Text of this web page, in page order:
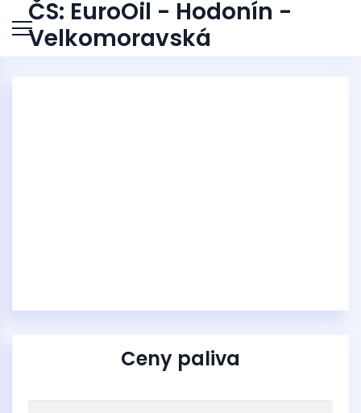
ČS: EuroOil - Hodonín -
Velkomoravská
Ceny paliva